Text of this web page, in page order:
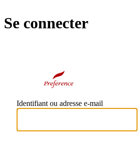
Se connecter
Identifiant ou adresse e-mail